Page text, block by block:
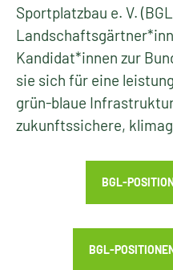
Sportplatzbau e. V.
Kandidat*innen zur
sie sich für eine
grün-blaue
zukunftssichere,
BGL-
BGL-